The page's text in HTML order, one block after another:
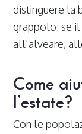
distinguere la
grappolo: se
all’alveare,
Come
l’estate?
Con le